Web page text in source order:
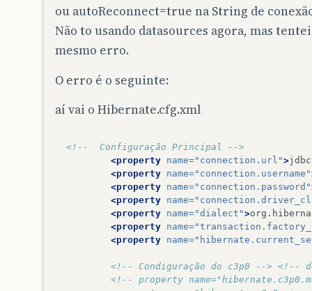
ou autoReconnect=true na String de
Não to usando datasources agora, mas
mesmo erro.
O erro é o seguinte:
aí vai o Hibernate.cfg.xml
<!--  Configuração Principal -->
<property name="connection.url">
<property name="connection.username"
<property name="connection.password"
<property name=
<property name="dialect">
<property name=
<property name=
<!-- Condiguração do c3p0 --> <!--
<!-- property